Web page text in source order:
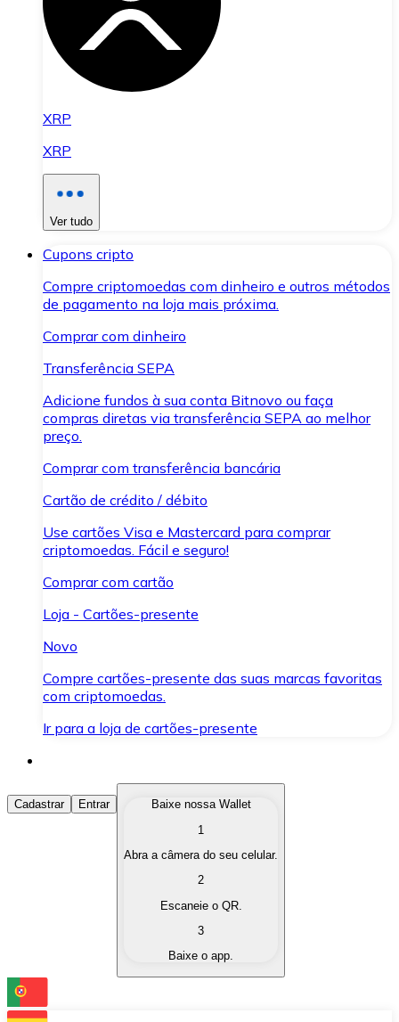
XRP
XRP
Ver tudo
Cupons cripto
Compre criptomoedas com dinheiro e outros métodos
de pagamento na loja mais próxima.
Comprar com dinheiro
Transferência SEPA
Adicione fundos à sua conta Bitnovo ou faça
compras diretas via transferência SEPA ao melhor
preço.
Comprar com transferência bancária
Cartão de crédito / débito
Use cartões Visa e Mastercard para comprar
criptomoedas. Fácil e seguro!
Comprar com cartão
Loja - Cartões-presente
Novo
Compre cartões-presente das suas marcas favoritas
com criptomoedas.
Ir para a loja de cartões-presente
Comprar Criptomoedas
Compre as criptomoedas de seu interesse de forma
Converta suas criptomoedas em moeda fiduciária
Troque uma criptomoeda por outra
Cadastrar Entrar
Baixe nossa Wallet
1
Abra a câmera do seu celular.
2
Escaneie o QR.
3
Baixe o app.